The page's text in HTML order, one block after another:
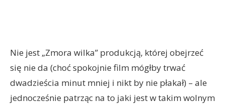
Nie jest „Zmora wilka” produkcją, której obejrzeć
się nie da (choć spokojnie film mógłby trwać
dwadzieścia minut mniej i nikt by nie płakał) – ale
jednocześnie patrząc na to jaki jest w takim wolnym